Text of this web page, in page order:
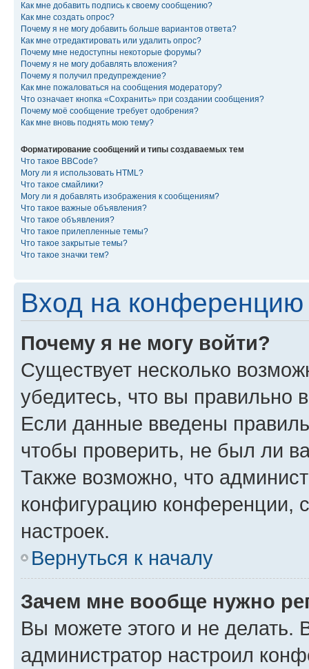
Как мне добавить подпись к своему сообщению?
Как мне создать опрос?
Почему я не могу добавить больше вариантов ответа?
Как мне отредактировать или удалить опрос?
Почему мне недоступны некоторые форумы?
Почему я не могу добавлять вложения?
Почему я получил предупреждение?
Как мне пожаловаться на сообщения модератору?
Что означает кнопка «Сохранить» при создании сообщения?
Почему моё сообщение требует одобрения?
Как мне вновь поднять мою тему?
Форматирование сообщений и типы создаваемых тем
Что такое BBCode?
Могу ли я использовать HTML?
Что такое смайлики?
Могу ли я добавлять изображения к сообщениям?
Что такое важные объявления?
Что такое объявления?
Что такое прилепленные темы?
Что такое закрытые темы?
Что такое значки тем?
Вход на конференцию
Почему я не могу войти?
Существует несколько
убедитесь, что вы правильно
Если данные введены
чтобы проверить, не был ли
Также возможно, что
конфигурацию конференции,
настроек.
Вернуться к началу
Зачем мне вообще нужно
Вы можете этого и не делать.
администратор настроил